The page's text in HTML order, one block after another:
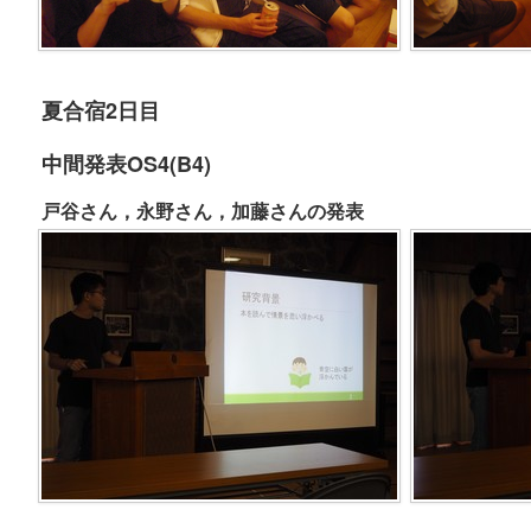
夏合宿2日目
中間発表OS4(B4)
戸谷さん，永野さん，加藤さんの発表